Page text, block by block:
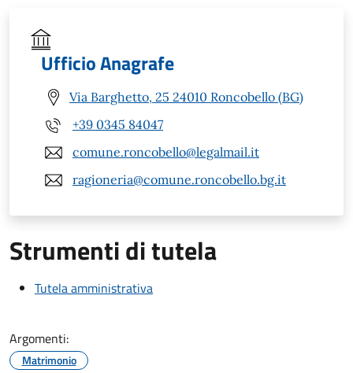
Ufficio Anagrafe
Via Barghetto, 25 24010 Roncobello (BG)
+39 0345 84047
comune.roncobello@legalmail.it
ragioneria@comune.roncobello.bg.it
Strumenti di tutela
Tutela amministrativa
Argomenti:
Matrimonio